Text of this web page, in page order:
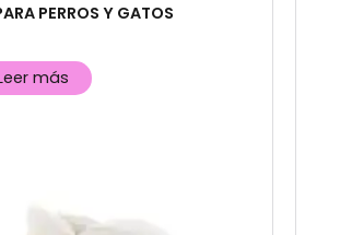
PERROS Y GATOS
más